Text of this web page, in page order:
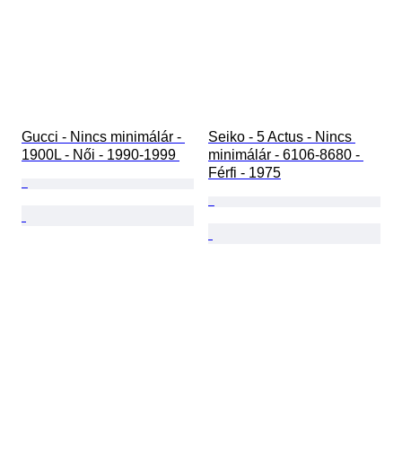
Gucci - Nincs minimálár -
1900L - Női - 1990-1999
Seiko - 5 Actus - Nincs
minimálár - 6106-8680 -
Férfi - 1975